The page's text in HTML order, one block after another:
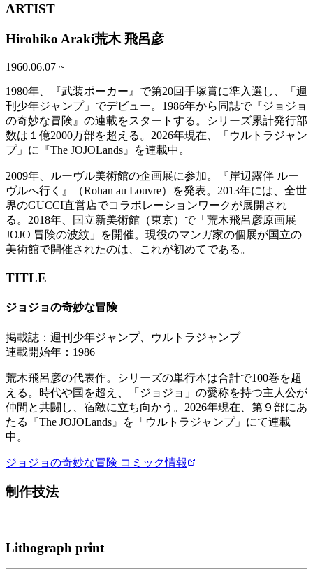
ARTIST
Hirohiko Araki荒木 飛呂彦
1960.06.07 ~
1980年、『武装ポーカー』で第20回手塚賞に準入選し、「週
刊少年ジャンプ」でデビュー。1986年から同誌で『ジョジョ
の奇妙な冒険』の連載をスタートする。シリーズ累計発行部
数は１億2000万部を超える。2026年現在、「ウルトラジャン
プ」に『The JOJOLands』を連載中。
2009年、ルーヴル美術館の企画展に参加。『岸辺露伴 ルー
ヴルへ行く』（Rohan au Louvre）を発表。2013年には、全世
界のGUCCI直営店でコラボレーションワークが展開され
る。2018年、国立新美術館（東京）で「荒木飛呂彦原画展
JOJO 冒険の波紋」を開催。現役のマンガ家の個展が国立の
美術館で開催されたのは、これが初めてである。
TITLE
ジョジョの奇妙な冒険
掲載誌： 週刊少年ジャンプ、ウルトラジャンプ
連載開始年： 1986
荒木飛呂彦の代表作。シリーズの単行本は合計で100巻を超
える。時代や国を超え、「ジョジョ」の愛称を持つ主人公が
仲間と共闘し、宿敵に立ち向かう。2026年現在、第９部にあ
たる『The JOJOLands』を「ウルトラジャンプ」にて連載
中。
ジョジョの奇妙な冒険 コミック情報
制作技法
Lithograph print